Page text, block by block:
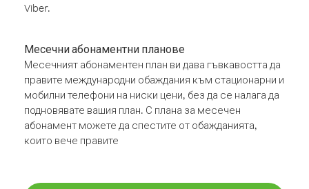
Viber.
Месечни абонаментни планове
Месечният абонаментен план ви дава гъвкавостта да
правите международни обаждания към стационарни и
мобилни телефони на ниски цени, без да се налага да
подновявате вашия план. С плана за месечен
абонамент можете да спестите от обажданията,
които вече правите